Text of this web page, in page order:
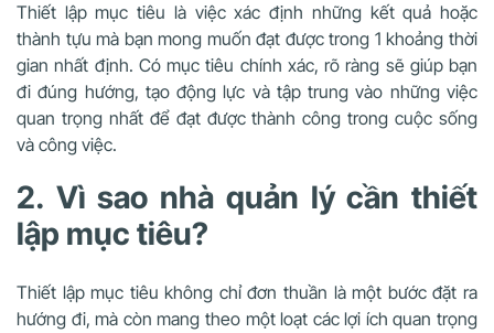
Thiết lập mục tiêu là việc xác định những kết quả hoặc
thành tựu mà bạn mong muốn đạt được trong 1 khoảng thời
gian nhất định. Có mục tiêu chính xác, rõ ràng sẽ giúp bạn
đi đúng hướng, tạo động lực và tập trung vào những việc
quan trọng nhất để đạt được thành công trong cuộc sống
và công việc.
2. Vì sao nhà quản lý cần thiết
lập mục tiêu?
Thiết lập mục tiêu không chỉ đơn thuần là một bước đặt ra
hướng đi, mà còn mang theo một loạt các lợi ích quan trọng